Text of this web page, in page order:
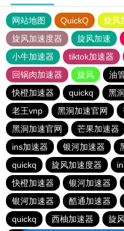
网站地图 QuickQ 旋风
旋风加速度器
旋风加速
小牛加速器
tiktok加速器
回锅肉加速器
旋风 油
快橙加速器
quickq 黑
老王vnp
黑洞加速官网
黑洞加速官网
芒果加速器
ins加速器
银河加速器
quickq
旋风加速度器
快橙加速器
银河加速器
银河加速器
酷通加速器
quickq
西柚加速器 旋